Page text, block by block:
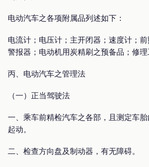
电动汽车之各项附属品列述如下：
电流计；电压计；主开闭器；速度计；前
警报器；电动机用炭精刷之预备品；修理
丙、电动汽车之管理法
（一）正当驾驶法
一、乘车前精检汽车之各部，且测定车
起动。
二、检查方向盘及制动器，有无障碍。